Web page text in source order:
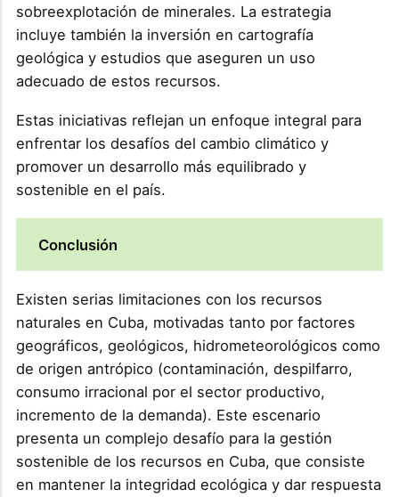
sobreexplotación de minerales. La estrategia
incluye también la inversión en cartografía
geológica y estudios que aseguren un uso
adecuado de estos recursos​.
Estas iniciativas reflejan un enfoque integral para
enfrentar los desafíos del cambio climático y
promover un desarrollo más equilibrado y
sostenible en el país.
Conclusión
Existen serias limitaciones con los recursos
naturales en Cuba, motivadas tanto por factores
geográficos, geológicos, hidrometeorológicos como
de origen antrópico (contaminación, despilfarro,
consumo irracional por el sector productivo,
incremento de la demanda). Este escenario
presenta un complejo desafío para la gestión
sostenible de los recursos en Cuba, que consiste
en mantener la integridad ecológica y dar respuesta